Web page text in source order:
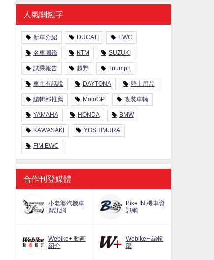
人氣關鍵字
新車介紹 DUCATI EWC
名車圖鑑 KTM SUZUKI
試乘報告 越野 Triumph
車主有話說 DAYTONA 騎士用品
編輯部推薦 MotoGP 改裝車輛
YAMAHA HONDA BMW
KAWASAKI YOSHIMURA
FIM EWC
合作刊登媒體
小老婆汽機車
資訊網
Bike IN 機車資
訊網
Webike+ 動画
紹介
Webike+ 編輯
部